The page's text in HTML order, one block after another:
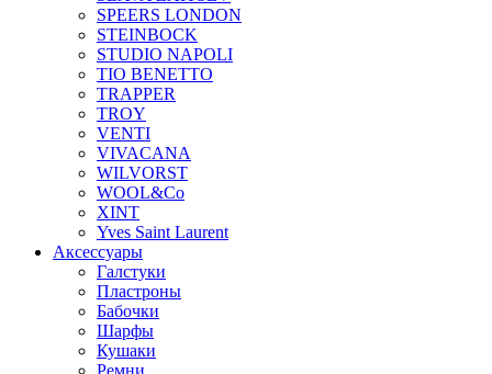
SPEERS LONDON
STEINBOCK
STUDIO NAPOLI
TIO BENETTO
TRAPPER
TROY
VENTI
VIVACANA
WILVORST
WOOL&Co
XINT
Yves Saint Laurent
Аксессуары
Галстуки
Пластроны
Бабочки
Шарфы
Кушаки
Ремни